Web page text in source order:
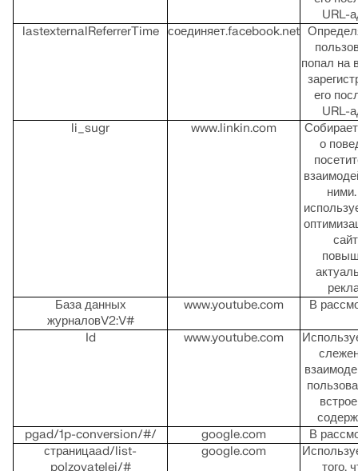
URL-
lastexternalReferrerTime
соединяет.facebook.net
попал на
его
URL-
li_sugr
www.linkin.com
о
База данных
журналовV2:V#
www.youtube.com В
Id www.youtube.com
pgad/1p-conversion/#/
google.com
В
страницаad/list-
polzovatelej/#
google.com
того,